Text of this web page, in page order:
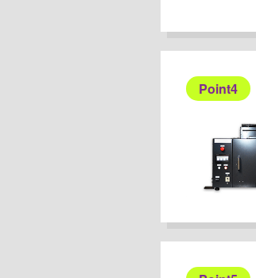
Point4